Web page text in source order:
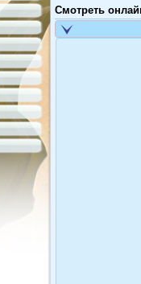
Смотреть